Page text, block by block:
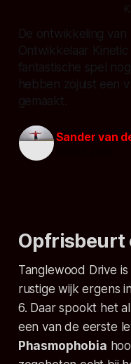
De ontwikkeling van
Ontwikkelaar
fantastische spel
hebben zojuist een
gemaakt.
Sander van
Opfrisbeurt
Tanglewood Drive
rustige wijk ergens
6. Daar spookt het
een van de eerste
Phasmophobia